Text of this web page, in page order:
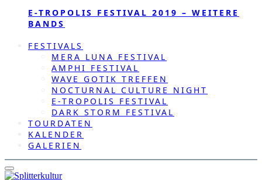
E-TROPOLIS FESTIVAL 2019 – WEITERE
BANDS
FESTIVALS
MERA LUNA FESTIVAL
AMPHI FESTIVAL
WAVE GOTIK TREFFEN
NOCTURNAL CULTURE NIGHT
E-TROPOLIS FESTIVAL
DARK STORM FESTIVAL
TOURDATEN
KALENDER
GALERIEN